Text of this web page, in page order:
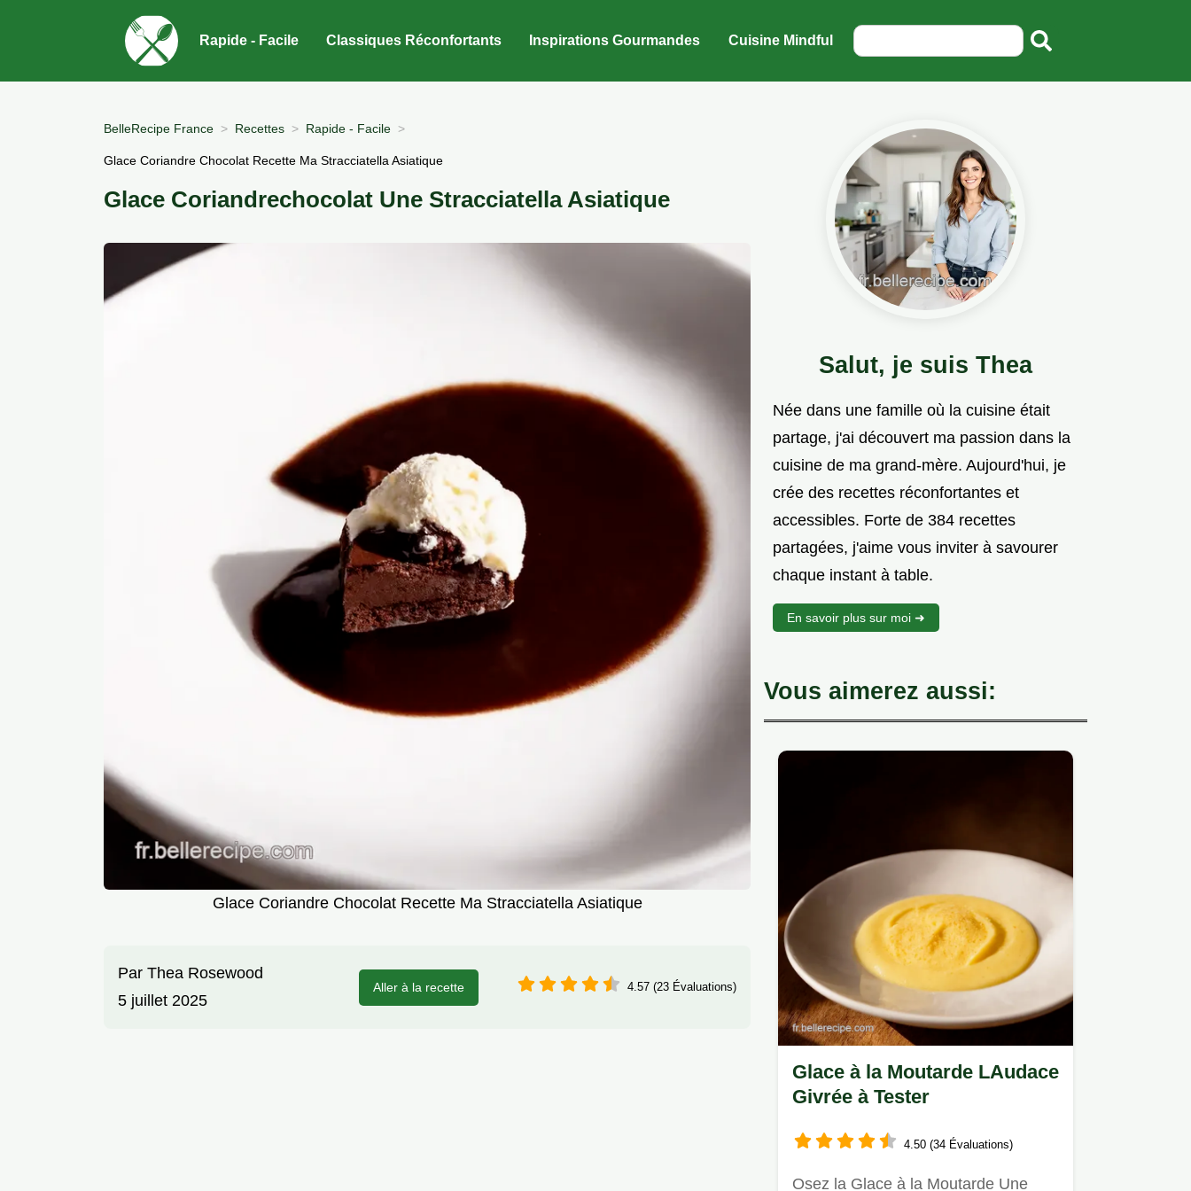
Rapide - Facile Classiques Réconfortants Inspirations Gourmandes Cuisine Mindful
BelleRecipe France Recettes Rapide - Facile
Glace Coriandre Chocolat Recette Ma Stracciatella Asiatique
Glace Coriandrechocolat Une Stracciatella Asiatique
Glace Coriandre Chocolat Recette Ma Stracciatella Asiatique
Par Thea Rosewood
5 juillet 2025
Aller à la recette 4.57 (23 Évaluations)
Salut, je suis Thea
Née dans une famille où la cuisine était
partage, j'ai découvert ma passion dans la
cuisine de ma grand-mère. Aujourd'hui, je
crée des recettes réconfortantes et
accessibles. Forte de 384 recettes
partagées, j'aime vous inviter à savourer
chaque instant à table.
En savoir plus sur moi ➜
Vous aimerez aussi:
Glace à la Moutarde LAudace
Givrée à Tester
4.50 (34 Évaluations)
Osez la Glace à la Moutarde Une